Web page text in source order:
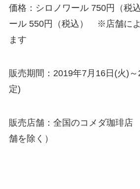
価格：シロノワール 750円（税
ール 550円（税込） ※店舗によ
ます
販売期間：2019年7月16日(火)
定)
販売店舗：全国のコメダ珈琲
舗を除く）